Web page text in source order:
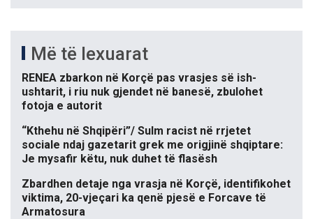
Më të lexuarat
RENEA zbarkon në Korçë pas vrasjes së ish-
ushtarit, i riu nuk gjendet në banesë, zbulohet
fotoja e autorit
“Kthehu në Shqipëri”/ Sulm racist në rrjetet
sociale ndaj gazetarit grek me origjinë shqiptare:
Je mysafir këtu, nuk duhet të flasësh
Zbardhen detaje nga vrasja në Korçë, identifikohet
viktima, 20-vjeçari ka qenë pjesë e Forcave të
Armatosura